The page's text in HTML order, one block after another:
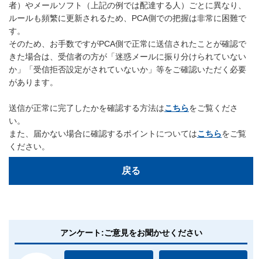
者）やメールソフト（上記の例では配達する人）ごとに異なり、
ルールも頻繁に更新されるため、PCA側での把握は非常に困難で
す。
そのため、お手数ですがPCA側で正常に送信されたことが確認で
きた場合は、受信者の方が「迷惑メールに振り分けられていない
か」「受信拒否設定がされていないか」等をご確認いただく必要
があります。
送信が正常に完了したかを確認する方法はこちらをご覧くださ
い。
また、届かない場合に確認するポイントについてはこちらをご覧
ください。
戻る
アンケート:ご意見をお聞かせください